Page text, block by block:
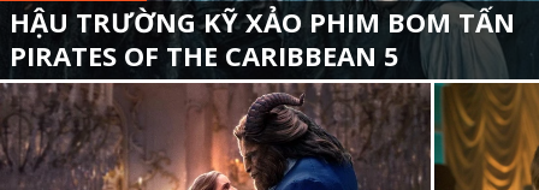
HẬU TRƯỜNG KỸ XẢO PHIM BOM TẤN
PIRATES OF THE CARIBBEAN 5